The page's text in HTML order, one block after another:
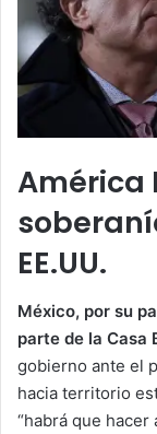
América
EE.UU.
México, por su
parte de la Casa
gobierno ante el
hacia territorio
“habrá que